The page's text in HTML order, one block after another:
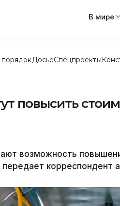
В мире
ДосьеСпецпроекты
повысить
возможность
корреспондент